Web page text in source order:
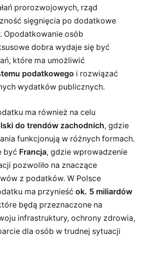
prorozwojowych, rząd
sięgnięcia po dodatkowe
Opodatkowanie osób
dobra wydaje się być
które ma umożliwić
podatkowego i rozwiązać
wydatków publicznych.
ma również na celu
do trendów zachodnich, gdzie
funkcjonują w różnych formach.
być Francja, gdzie wprowadzenie
pozwoliło na znaczące
z podatków. W Polsce
ma przynieść ok. 5 miliardów
będą przeznaczone na
infrastruktury, ochrony zdrowia,
dla osób w trudnej sytuacji